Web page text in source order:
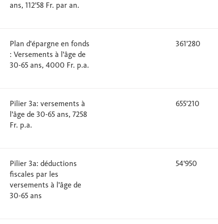
ans, 112'58 Fr. par an.
Plan d'épargne en fonds
: Versements à l'âge de
30-65 ans, 4000 Fr. p.a.
361'280
Pilier 3a: versements à
l'âge de 30-65 ans, 7258
Fr. p.a.
655'210
Pilier 3a: déductions
fiscales par les
versements à l'âge de
30-65 ans
54'950